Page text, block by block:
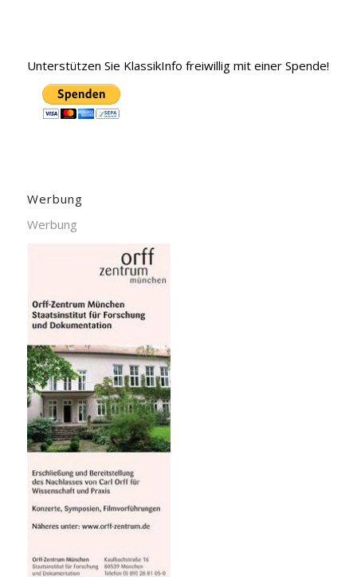
Unterstützen Sie KlassikInfo freiwillig mit einer Spende!
Werbung
Werbung